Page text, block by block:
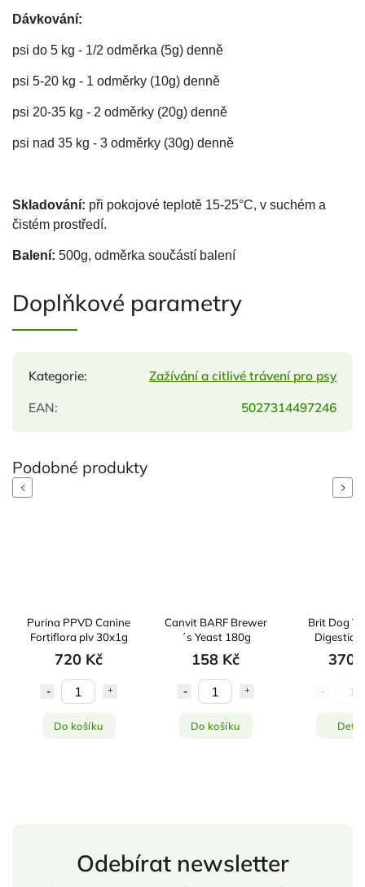
Dávkování:
psi do 5 kg - 1/2 odměrka (5g) denně
psi 5-20 kg - 1 odměrky (10g) denně
psi 20-35 kg - 2 odměrky (20g) denně
psi nad 35 kg - 3 odměrky (30g) denně
Skladování: při pokojové teplotě 15-25°C, v suchém a
čistém prostředí.
Balení: 500g, odměrka součástí balení
Doplňkové parametry
Kategorie: Zažívání a citlivé trávení pro psy
EAN: 5027314497246
Previous
Purina PPVD Canine
Fortiflora plv 30x1g
720 Kč
Do košíku
Canvit BARF Brewer
´s Yeast 180g
158 Kč
Do košíku
Brit Dog
Digestion
370
Next
Odebírat newsletter